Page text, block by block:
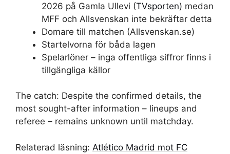
2026 på Gamla Ullevi (TVsporten) medan
MFF och Allsvenskan inte bekräftar detta
Domare till matchen (Allsvenskan.se)
Startelvorna för båda lagen
Spelarlöner – inga offentliga siffror finns i
tillgängliga källor
The catch: Despite the confirmed details, the
most sought-after information – lineups and
referee – remains unknown until matchday.
Relaterad läsning: Atlético Madrid mot FC